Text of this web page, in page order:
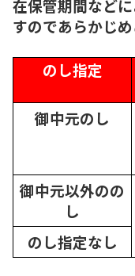
在保管期間など
すのであらかじめ
のし指定
御中元のし
御中元以外のの
し
のし指定なし